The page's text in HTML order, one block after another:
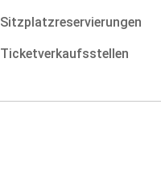
Sitzplatzreservierungen
Ticketverkaufsstellen